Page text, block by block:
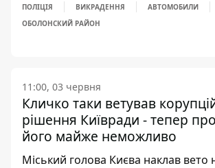
ПОЛІЦІЯ ВИКРАДЕННЯ
АВТОМОБИЛИ
ОБОЛОНСКИЙ РАЙОН
11:00, 03 червня
Кличко таки ветував
рішення Київради - тепер
його майже неможливо
Міський голова Києва наклав вето